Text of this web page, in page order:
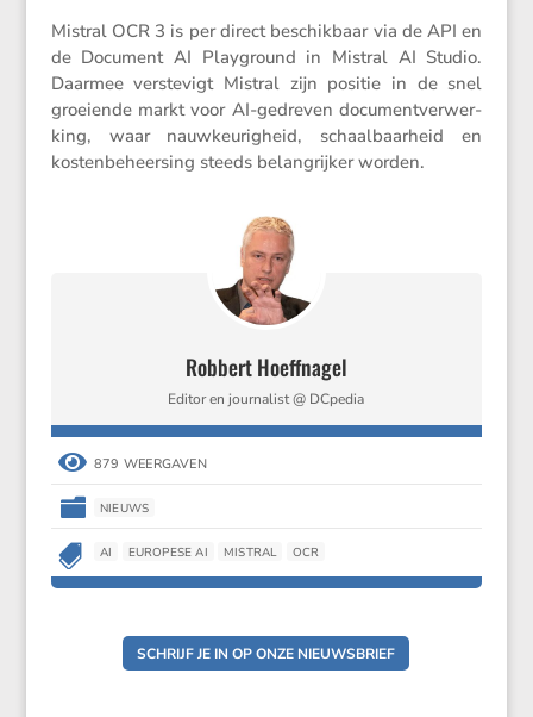
Mistral OCR 3 is per direct beschik­baar via de API en
de Document AI Playground in Mistral AI Studio.
Daarmee verste­vigt Mistral zijn positie in de snel
groei­ende markt voor AI-gedreven document­ver­wer­
king, waar nauwkeu­rig­heid, schaal­baar­heid en
kosten­be­heer­sing steeds belang­rijker worden.
Robbert Hoeffnagel
Editor en journalist @ DCpedia
 879 WEERGAVEN
 NIEUWS
 AI EUROPESE AI MISTRAL OCR
SCHRIJF JE IN OP ONZE NIEUWSBRIEF